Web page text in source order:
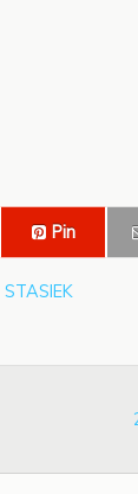
Pin
STASIEK